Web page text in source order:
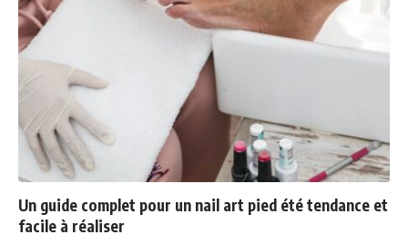
Un guide complet pour un nail art pied été tendance et
facile à réaliser